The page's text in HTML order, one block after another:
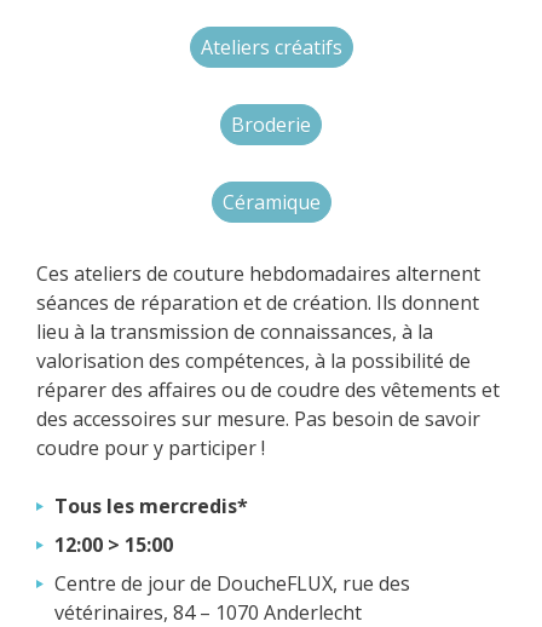
Ateliers créatifs
Broderie
Céramique
Ces ateliers de couture hebdomadaires alternent
séances de réparation et de création. Ils donnent
lieu à la transmission de connaissances, à la
valorisation des compétences, à la possibilité de
réparer des affaires ou de coudre des vêtements et
des accessoires sur mesure. Pas besoin de savoir
coudre pour y participer !
Tous les mercredis*
12:00 > 15:00
Centre de jour de DoucheFLUX, rue des
vétérinaires, 84 – 1070 Anderlecht